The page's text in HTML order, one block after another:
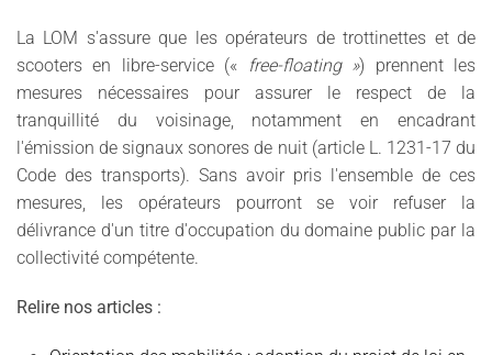
La LOM s'assure que les opérateurs de trottinettes et de
scooters en libre-service («
free-floating ») prennent les
mesures nécessaires pour assurer le respect de la
tranquillité du voisinage, notamment en encadrant
l'émission de signaux sonores de nuit (article L. 1231-17 du
Code des transports). Sans avoir pris l'ensemble de ces
mesures, les opérateurs pourront se voir refuser la
délivrance d'un titre d'occupation du domaine public par la
collectivité compétente.
Relire nos articles :